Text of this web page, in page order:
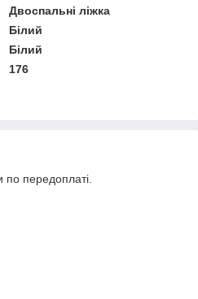
Двоспальні ліжка
Білий
Білий
176
по передоплаті.